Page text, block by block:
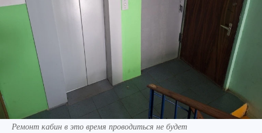
Ремонт кабин в это время проводиться не будет